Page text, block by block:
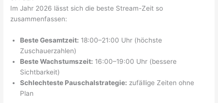
Im Jahr 2026 lässt sich die beste Stream-Zeit so
zusammenfassen:
Beste Gesamtzeit: 18:00–21:00 Uhr (höchste
Zuschauerzahlen)
Beste Wachstumszeit: 16:00–19:00 Uhr (bessere
Sichtbarkeit)
Schlechteste Pauschalstrategie: zufällige Zeiten ohne
Plan